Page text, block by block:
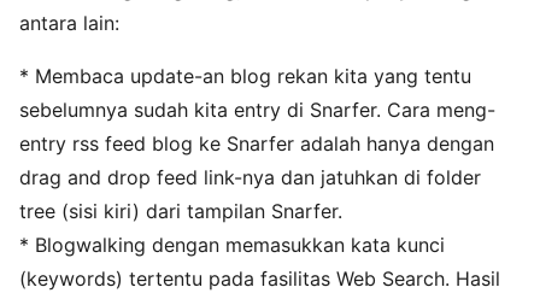
antara lain:
* Membaca update-an blog rekan kita yang tentu
sebelumnya sudah kita entry di Snarfer. Cara meng-
entry rss feed blog ke Snarfer adalah hanya dengan
drag and drop feed link-nya dan jatuhkan di folder
tree (sisi kiri) dari tampilan Snarfer.
* Blogwalking dengan memasukkan kata kunci
(keywords) tertentu pada fasilitas Web Search. Hasil